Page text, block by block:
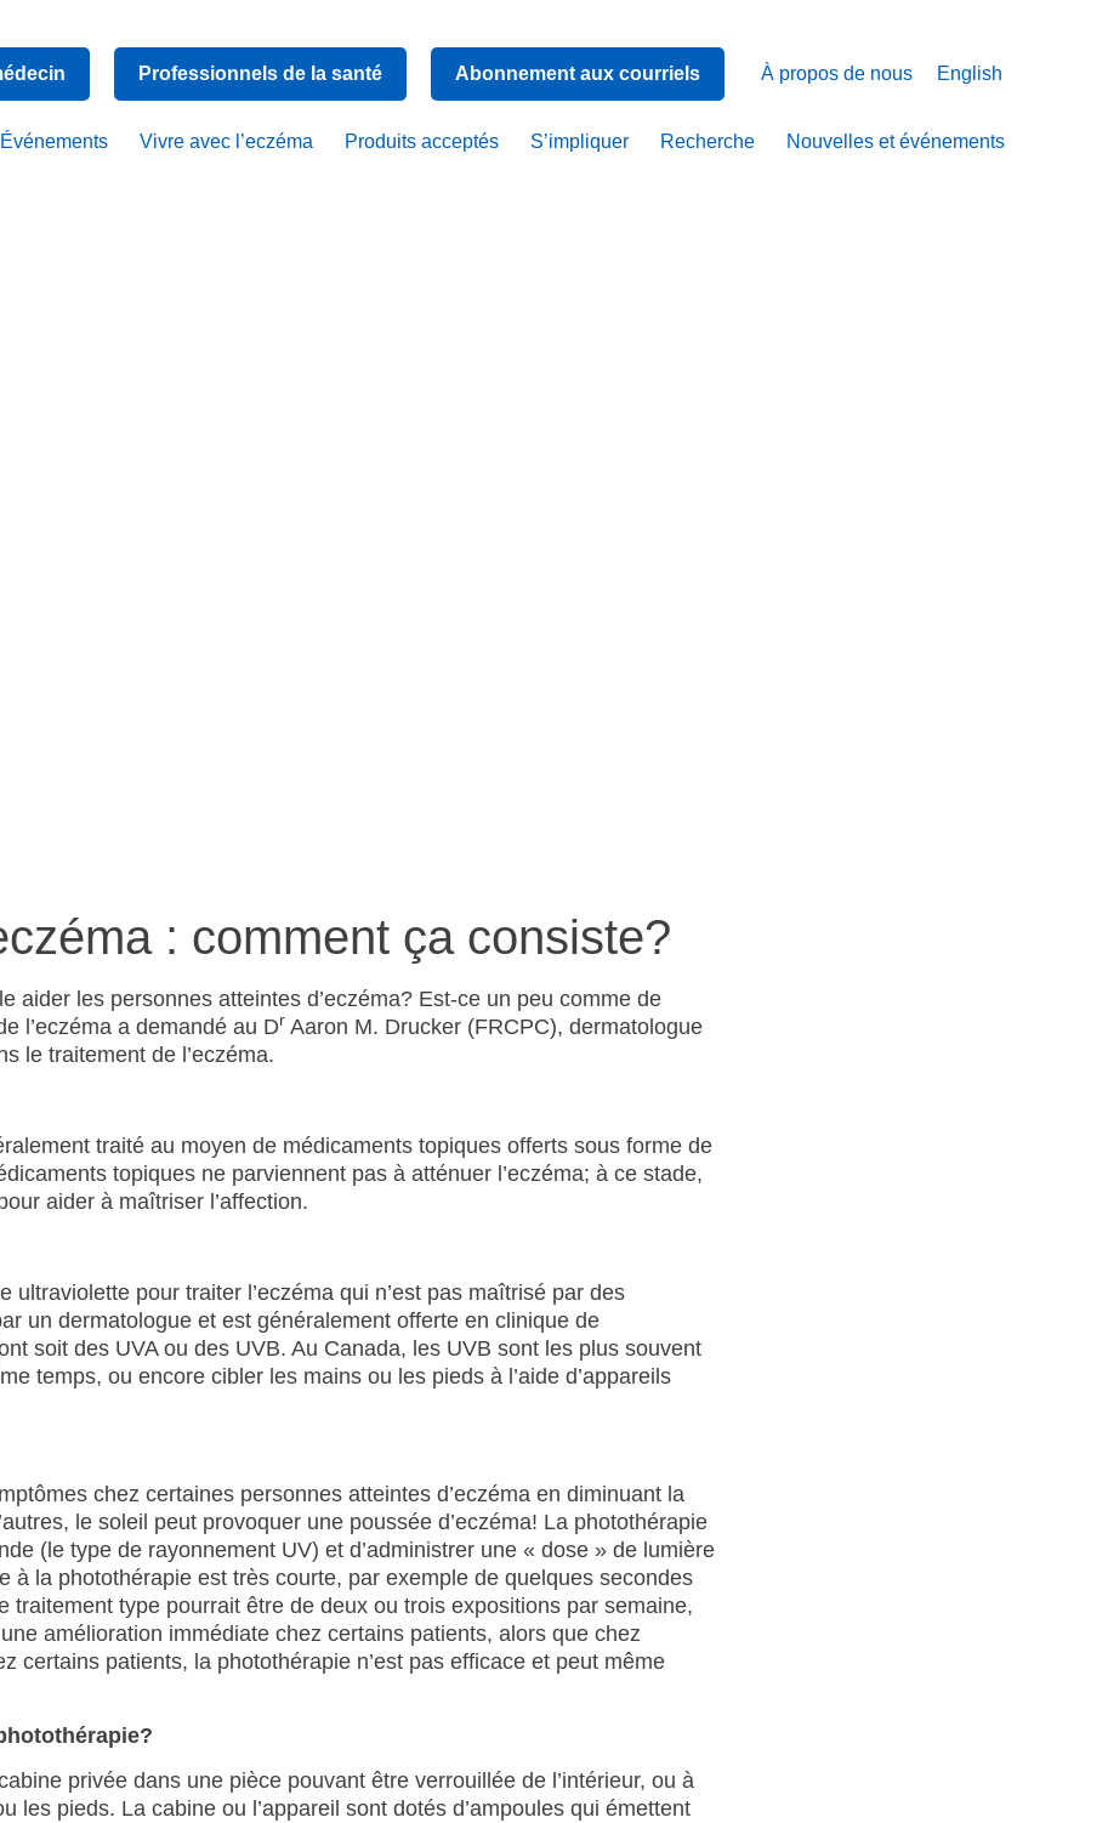
Professionnels de la santé Abonnement aux courriels À propos de nous English
Événements Vivre avec l’eczéma Produits acceptés S’impliquer Recherche Nouvelles et événements
: comment ça consiste?
aider les personnes atteintes d’eczéma? Est-ce un peu comme de
l’eczéma a demandé au Dr Aaron M. Drucker (FRCPC), dermatologue
le traitement de l’eczéma.
traité au moyen de médicaments topiques offerts sous forme de
topiques ne parviennent pas à atténuer l’eczéma; à ce stade,
aider à maîtriser l’affection.
ultraviolette pour traiter l’eczéma qui n’est pas maîtrisé par des
un dermatologue et est généralement offerte en clinique de
soit des UVA ou des UVB. Au Canada, les UVB sont les plus souvent
temps, ou encore cibler les mains ou les pieds à l’aide d’appareils
chez certaines personnes atteintes d’eczéma en diminuant la
le soleil peut provoquer une poussée d’eczéma! La photothérapie
(le type de rayonnement UV) et d’administrer une « dose » de lumière
à la photothérapie est très courte, par exemple de quelques secondes
type pourrait être de deux ou trois expositions par semaine,
amélioration immédiate chez certains patients, alors que chez
certains patients, la photothérapie n’est pas efficace et peut même
privée dans une pièce pouvant être verrouillée de l’intérieur, ou à
les pieds. La cabine ou l’appareil sont dotés d’ampoules qui émettent